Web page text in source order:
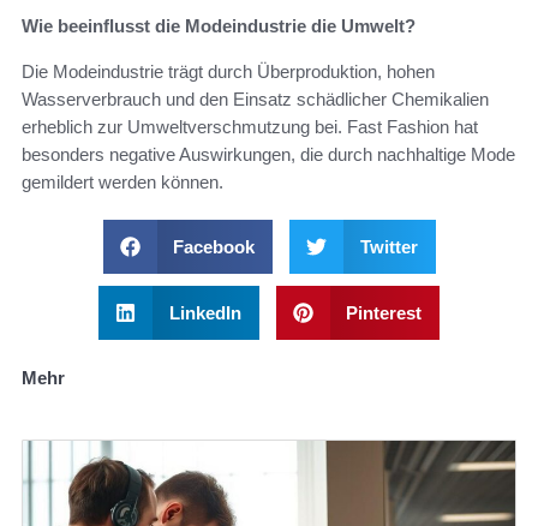
Wie beeinflusst die Modeindustrie die Umwelt?
Die Modeindustrie trägt durch Überproduktion, hohen
Wasserverbrauch und den Einsatz schädlicher Chemikalien
erheblich zur Umweltverschmutzung bei. Fast Fashion hat
besonders negative Auswirkungen, die durch nachhaltige Mode
gemildert werden können.
Facebook Twitter
LinkedIn Pinterest
Mehr